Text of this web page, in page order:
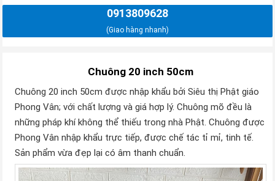
0913809628
(Giao hàng nhanh)
Chuông 20 inch 50cm
Chuông 20 inch 50cm được nhập khẩu bởi Siêu thị Phật giáo
Phong Vân; với chất lượng và giá hợp lý. Chuông mõ đều là
những pháp khí không thể thiếu trong nhà Phật. Chuông được
Phong Vân nhập khẩu trực tiếp, được chế tác tỉ mỉ, tinh tế.
Sản phẩm vừa đẹp lại có âm thanh chuẩn.